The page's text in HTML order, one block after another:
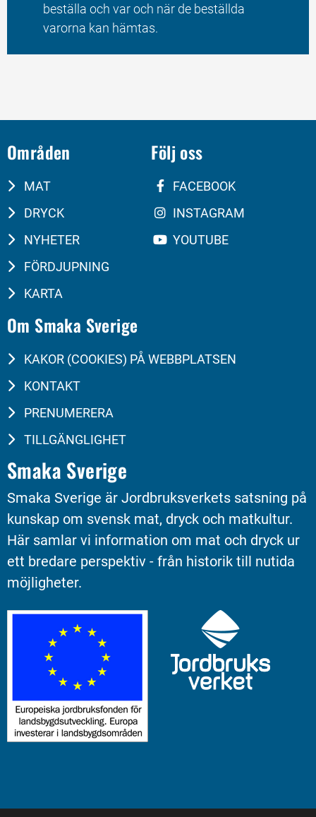
beställa och var och när de beställda
varorna kan hämtas.
Områden
MAT
DRYCK
NYHETER
FÖRDJUPNING
KARTA
Följ oss
FACEBOOK
INSTAGRAM
YOUTUBE
Om Smaka Sverige
KAKOR (COOKIES) PÅ WEBBPLATSEN
KONTAKT
PRENUMERERA
TILLGÄNGLIGHET
Smaka Sverige
Smaka Sverige är Jordbruksverkets satsning på
kunskap om svensk mat, dryck och matkultur.
Här samlar vi information om mat och dryck ur
ett bredare perspektiv - från historik till nutida
möjligheter.